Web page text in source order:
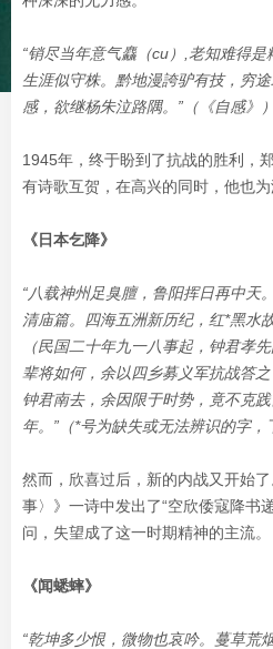
“销尽当年意气麤（cu）,老知难得
生涯似守株。黔地漫誇驴有技，穷
感，欲继杨朱泣路隅。”（《自感》）
1945年，终于盼到了抗战的胜利，
有诗歌互贺，在高兴的同时，他也为
《日本乞降》
“八载神州足臭膻，鲁阳挥日再中天
清庙篇。四海五洲新历纪，红*黑水
（民国二十年九一八事起，钟君孝
辈将如何，余以四乡募义军抗战答
钟君南去，余因限于时势，竟不克
年。”（*号为缺失或无法辨识的字，
然而，欣喜过后，新的内战又开始
事〉》一诗中发出了“空欣倭寇降书
问，失望成了这一时期精神的主流。
《闻蟋蟀》
“乾坤多少恨，微物也哀吟。蔓草荒